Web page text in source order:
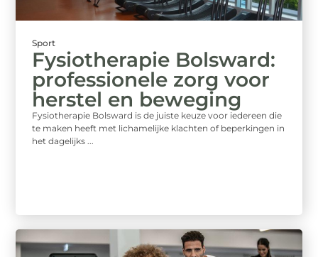
Sport
Fysiotherapie Bolsward:
professionele zorg voor
herstel en beweging
Fysiotherapie Bolsward is de juiste keuze voor iedereen die
te maken heeft met lichamelijke klachten of beperkingen in
het dagelijks ...